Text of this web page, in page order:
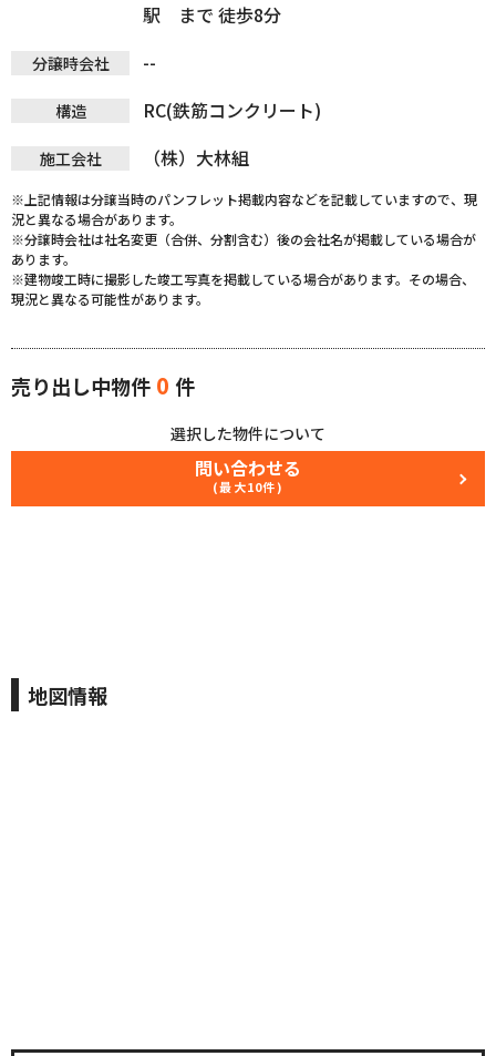
駅 まで 徒歩8分
分譲時会社 --
構造 RC(鉄筋コンクリート)
施工会社 （株）大林組
※上記情報は分譲当時のパンフレット掲載内容などを記載していますので、現
況と異なる場合があります。
※分譲時会社は社名変更（合併、分割含む）後の会社名が掲載している場合が
あります。
※建物竣工時に撮影した竣工写真を掲載している場合があります。その場合、
現況と異なる可能性があります。
売り出し中物件 0 件
選択した物件について
問い合わせる
(最大10件)
地図情報